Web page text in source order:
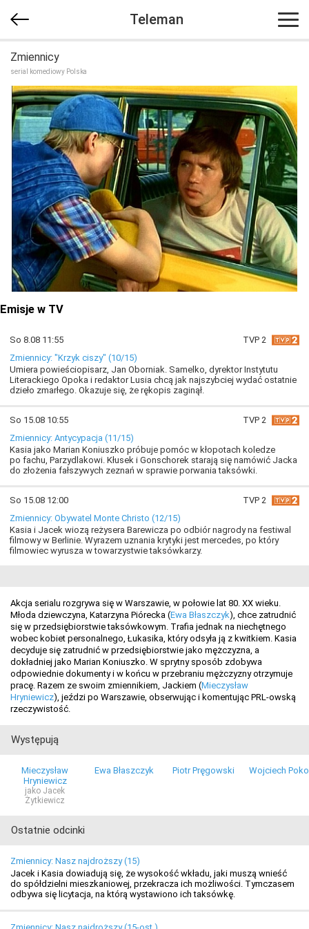
Teleman
Zmiennicy
serial komediowy Polska
Emisje w TV
So 8.08 11:55
TVP 2
Zmiennicy: "Krzyk ciszy" (10/15)
Umiera powieściopisarz, Jan Oborniak. Samelko, dyrektor Instytutu
Literackiego Opoka i redaktor Lusia chcą jak najszybciej wydać ostatnie
dzieło zmarłego. Okazuje się, że rękopis zaginął.
So 15.08 10:55
TVP 2
Zmiennicy: Antycypacja (11/15)
Kasia jako Marian Koniuszko próbuje pomóc w kłopotach koledze
po fachu, Parzydlakowi. Kłusek i Gonschorek starają się namówić Jacka
do złożenia fałszywych zeznań w sprawie porwania taksówki.
So 15.08 12:00
TVP 2
Zmiennicy: Obywatel Monte Christo (12/15)
Kasia i Jacek wiozą reżysera Barewicza po odbiór nagrody na festiwal
filmowy w Berlinie. Wyrazem uznania krytyki jest mercedes, po który
filmowiec wyrusza w towarzystwie taksówkarzy.
Akcja serialu rozgrywa się w Warszawie, w połowie lat 80. XX wieku.
Młoda dziewczyna, Katarzyna Piórecka (Ewa Błaszczyk), chce zatrudnić
się w przedsiębiorstwie taksówkowym. Trafia jednak na niechętnego
wobec kobiet personalnego, Łukasika, który odsyła ją z kwitkiem. Kasia
decyduje się zatrudnić w przedsiębiorstwie jako mężczyzna, a
dokładniej jako Marian Koniuszko. W sprytny sposób zdobywa
odpowiednie dokumenty i w końcu w przebraniu mężczyzny otrzymuje
pracę. Razem ze swoim zmiennikiem, Jackiem (Mieczysław
Hryniewicz), jeździ po Warszawie, obserwując i komentując PRL-owską
rzeczywistość.
Występują
Mieczysław
Hryniewicz
jako Jacek
Żytkiewicz
Ewa Błaszczyk Piotr Pręgowski Wojciech
Ostatnie odcinki
Zmiennicy: Nasz najdroższy (15)
Jacek i Kasia dowiadują się, że wysokość wkładu, jaki muszą wnieść
do spółdzielni mieszkaniowej, przekracza ich możliwości. Tymczasem
odbywa się licytacja, na którą wystawiono ich taksówkę.